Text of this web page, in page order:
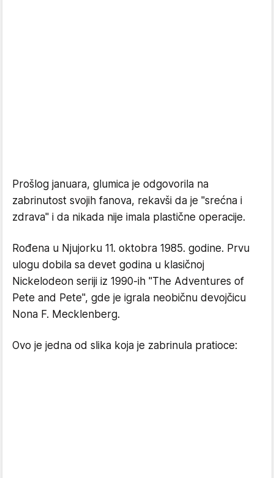
Prošlog januara, glumica je odgovorila na
zabrinutost svojih fanova, rekavši da je "srećna i
zdrava" i da nikada nije imala plastične operacije.
Rođena u Njujorku 11. oktobra 1985. godine. Prvu
ulogu dobila sa devet godina u klasičnoj
Nickelodeon seriji iz 1990-ih "The Adventures of
Pete and Pete", gde je igrala neobičnu devojčicu
Nona F. Mecklenberg.
Ovo je jedna od slika koja je zabrinula pratioce: